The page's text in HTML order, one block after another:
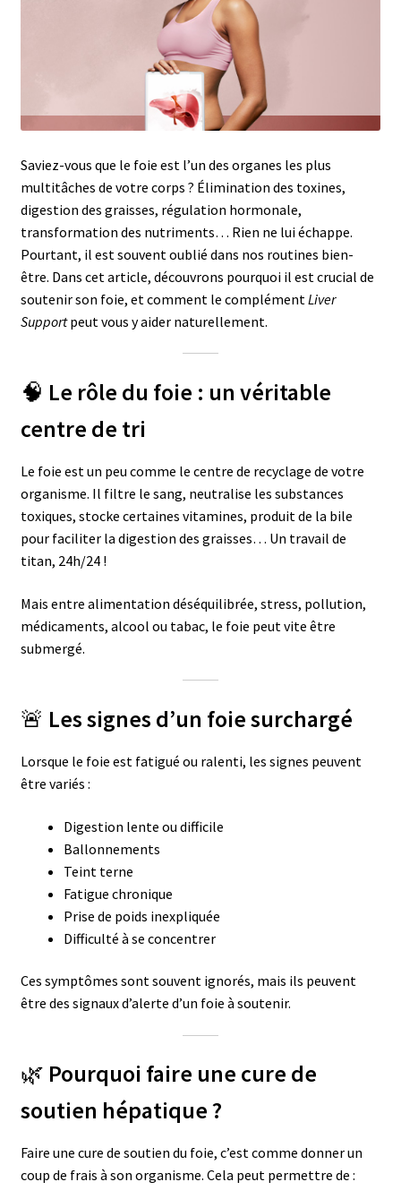
Saviez-vous que le foie est l’un des organes les plus
multitâches de votre corps ? Élimination des toxines,
digestion des graisses, régulation hormonale,
transformation des nutriments… Rien ne lui échappe.
Pourtant, il est souvent oublié dans nos routines bien-
être. Dans cet article, découvrons pourquoi il est crucial de
soutenir son foie, et comment le complément Liver
Supportpeut vous y aider naturellement.
🧠 Le rôle du foie : un véritable
centre de tri
Le foie est un peu comme le centre de recyclage de votre
organisme. Il filtre le sang, neutralise les substances
toxiques, stocke certaines vitamines, produit de la bile
pour faciliter la digestion des graisses… Un travail de
titan, 24h/24 !
Mais entre alimentation déséquilibrée, stress, pollution,
médicaments, alcool ou tabac, le foie peut vite être
submergé.
🚨 Les signes d’un foie surchargé
Lorsque le foie est fatigué ou ralenti, les signes peuvent
être variés :
Digestion lente ou difficile
Ballonnements
Teint terne
Fatigue chronique
Prise de poids inexpliquée
Difficulté à se concentrer
Ces symptômes sont souvent ignorés, mais ils peuvent
être des signaux d’alerte d’un foie à soutenir.
🌿 Pourquoi faire une cure de
soutien hépatique ?
Faire une cure de soutien du foie, c’est comme donner un
coup de frais à son organisme. Cela peut permettre de :